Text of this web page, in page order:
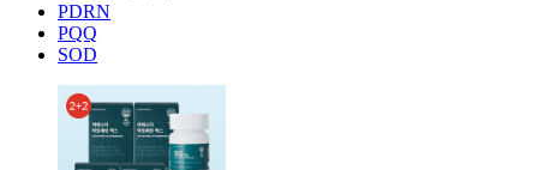
PDRN
PQQ
SOD